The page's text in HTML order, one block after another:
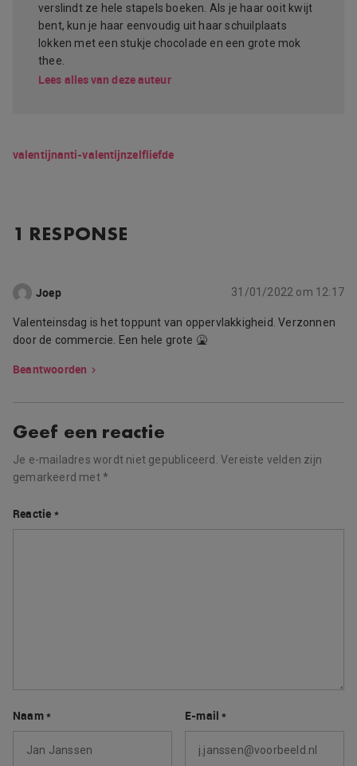
verslindt ze hele stapels boeken. Als je haar ooit kwijt
bent, kun je haar eenvoudig uit haar schuilplaats
lokken met een stukje chocolade en een grote mok
thee.
Lees alles van deze auteur
valentijnanti-valentijnzelfliefde
1 RESPONSE
Joep 31/01/2022 om 12:17
Valenteinsdag is het toppunt van oppervlakkigheid. Verzonnen
door de commercie. Een hele grote 🤮
Beantwoorden
Geef een reactie
Je e-mailadres wordt niet gepubliceerd. Vereiste velden zijn
gemarkeerd met*
Reactie *
Naam* E-mail*